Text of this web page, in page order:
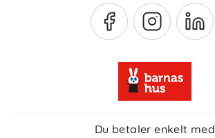
Du betaler enkelt med